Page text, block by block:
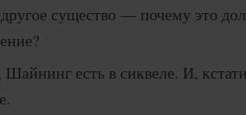
существо — почему это
Шайнинг есть в сиквеле. И,